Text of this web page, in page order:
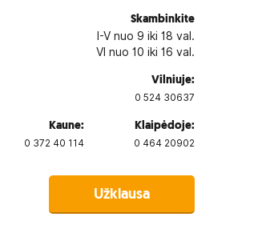
Skambinkite
I-V nuo 9 iki 18 val.
VI nuo 10 iki 16 val.
Vilniuje:
0 524 30637
Kaune:
0 372 40 114
Klaipėdoje:
0 464 20902
Užklausa